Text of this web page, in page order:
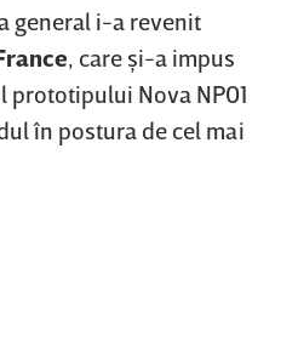
general i-a revenit
, care şi-a impus
Nova NP01
în postura de cel mai